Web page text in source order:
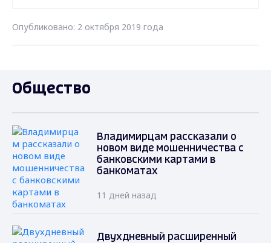
Опубликовано: 2 октября 2019 года
Общество
Владимирцам рассказали о
новом виде мошенничества с
банковскими картами в
банкоматах
11 дней назад
Двухдневный расширенный